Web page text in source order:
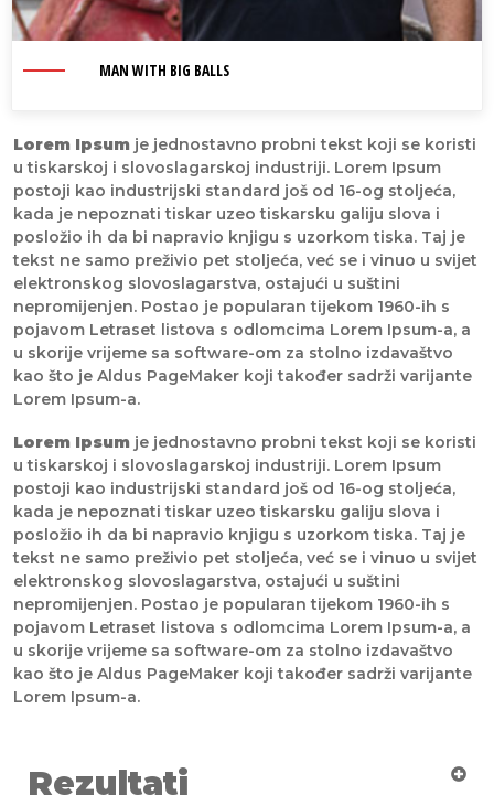
MAN WITH BIG BALLS
Lorem Ipsum je jednostavno probni tekst koji se koristi
u tiskarskoj i slovoslagarskoj industriji. Lorem Ipsum
postoji kao industrijski standard još od 16-og stoljeća,
kada je nepoznati tiskar uzeo tiskarsku galiju slova i
posložio ih da bi napravio knjigu s uzorkom tiska. Taj je
tekst ne samo preživio pet stoljeća, već se i vinuo u svijet
elektronskog slovoslagarstva, ostajući u suštini
nepromijenjen. Postao je popularan tijekom 1960-ih s
pojavom Letraset listova s odlomcima Lorem Ipsum-a, a
u skorije vrijeme sa software-om za stolno izdavaštvo
kao što je Aldus PageMaker koji također sadrži varijante
Lorem Ipsum-a.
Lorem Ipsum je jednostavno probni tekst koji se koristi
u tiskarskoj i slovoslagarskoj industriji. Lorem Ipsum
postoji kao industrijski standard još od 16-og stoljeća,
kada je nepoznati tiskar uzeo tiskarsku galiju slova i
posložio ih da bi napravio knjigu s uzorkom tiska. Taj je
tekst ne samo preživio pet stoljeća, već se i vinuo u svijet
elektronskog slovoslagarstva, ostajući u suštini
nepromijenjen. Postao je popularan tijekom 1960-ih s
pojavom Letraset listova s odlomcima Lorem Ipsum-a, a
u skorije vrijeme sa software-om za stolno izdavaštvo
kao što je Aldus PageMaker koji također sadrži varijante
Lorem Ipsum-a.
Rezultati